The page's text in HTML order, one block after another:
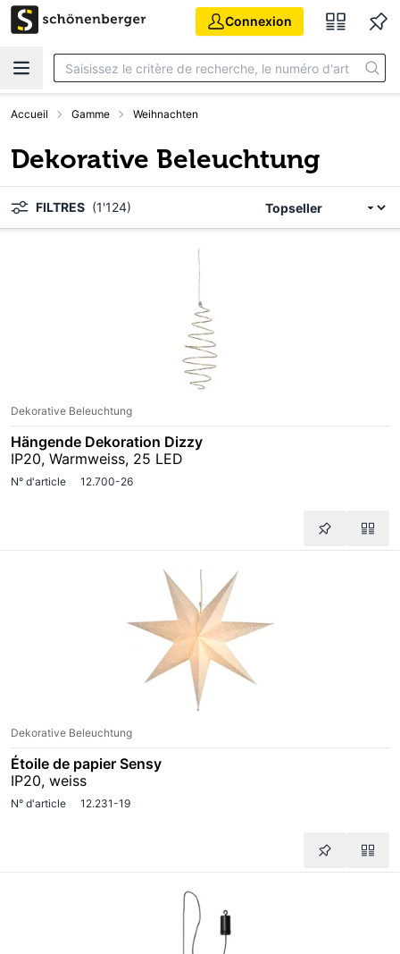
Aller au contenu principal
Connexion
Accueil Gamme Weihnachten
Dekorative Beleuchtung
FILTRES (1'124)
Dekorative Beleuchtung
Hängende Dekoration Dizzy
IP20, Warmweiss, 25 LED
N° d'article 12.700-26
Dekorative Beleuchtung
Étoile de papier Sensy
IP20, weiss
N° d'article 12.231-19